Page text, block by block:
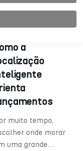
a
muito tempo,
onde morar
uma grande